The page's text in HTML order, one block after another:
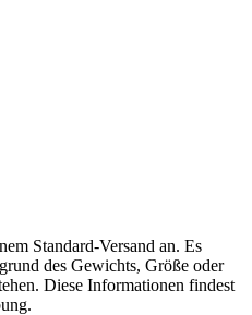
Standard-Versand an. Es
des Gewichts, Größe oder
Diese Informationen findest